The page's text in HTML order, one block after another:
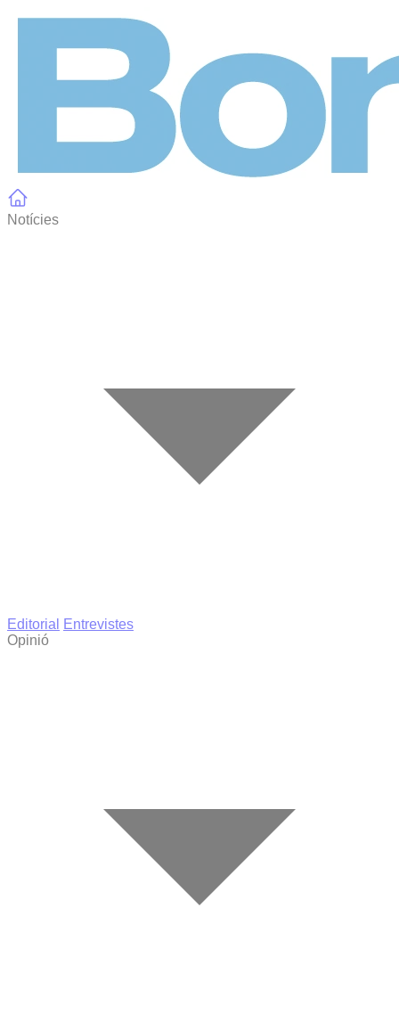
Notícies
Editorial
Entrevistes
Opinió